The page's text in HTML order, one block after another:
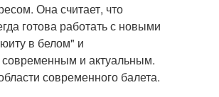
Она считает, что
готова работать с новыми
в белом" и
современным и актуальным.
современного балета.